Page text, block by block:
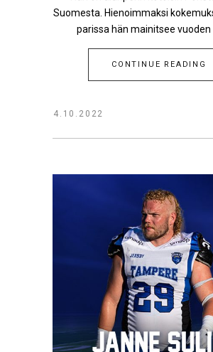
Suomesta. Hienoimmaksi
parissa hän mainitsee vuoden
CONTINUE READING
4.10.2022